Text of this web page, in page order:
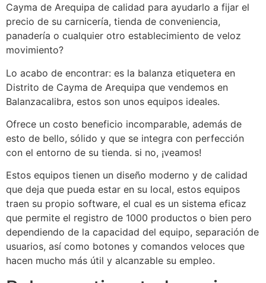
Cayma de Arequipa de calidad para ayudarlo a fijar el
precio de su carnicería, tienda de conveniencia,
panadería o cualquier otro establecimiento de veloz
movimiento?
Lo acabo de encontrar: es la balanza etiquetera en
Distrito de Cayma de Arequipa que vendemos en
Balanzacalibra, estos son unos equipos ideales.
Ofrece un costo beneficio incomparable, además de
esto de bello, sólido y que se integra con perfección
con el entorno de su tienda. si no, ¡veamos!
Estos equipos tienen un diseño moderno y de calidad
que deja que pueda estar en su local, estos equipos
traen su propio software, el cual es un sistema eficaz
que permite el registro de 1000 productos o bien pero
dependiendo de la capacidad del equipo, separación de
usuarios, así como botones y comandos veloces que
hacen mucho más útil y alcanzable su empleo.